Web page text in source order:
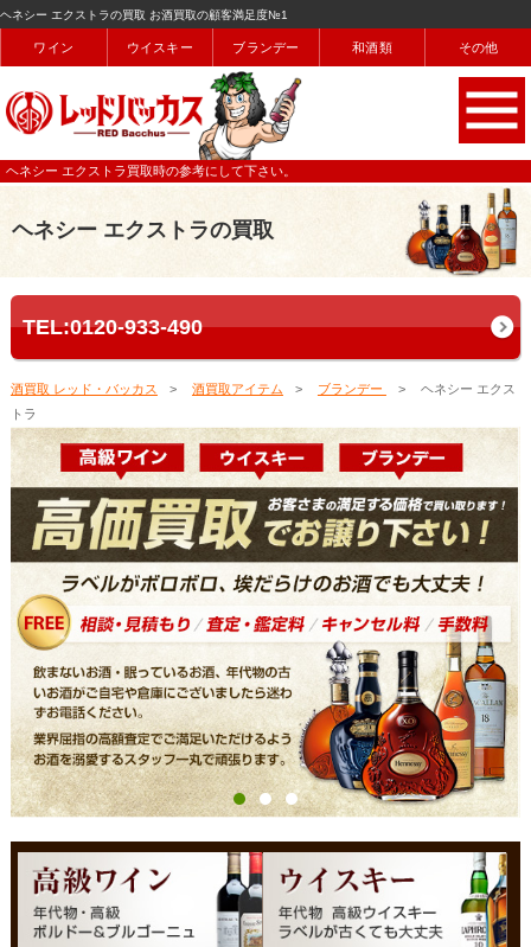
ヘネシー エクストラの買取 お酒買取の顧客満足度№1
ワイン ウイスキー ブランデー 和酒類 その他
ヘネシー エクストラ買取時の参考にして下さい。
ヘネシー エクストラの買取
TEL:0120-933-490
酒買取 レッド・バッカス 酒買取アイテム ブランデー
ヘネシー エクス
トラ